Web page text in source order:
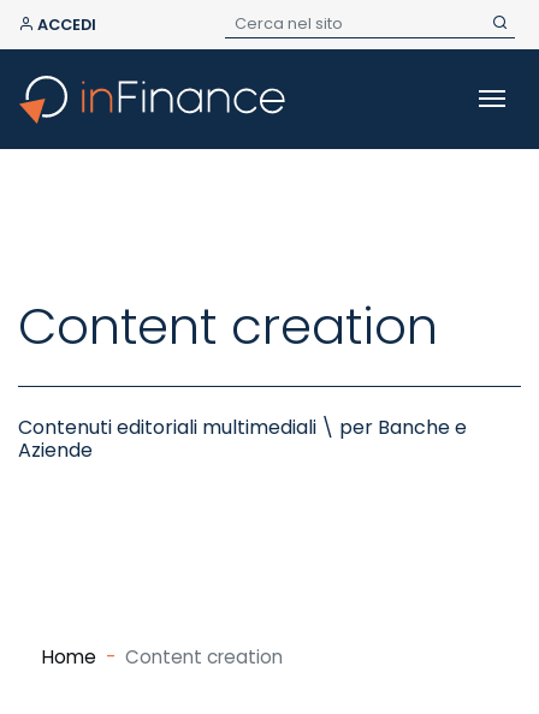
ACCEDI
Content creation
Contenuti editoriali multimediali \ per Banche e
Aziende
Home Content creation